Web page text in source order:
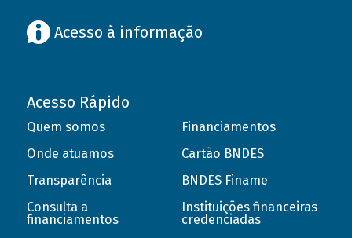
Acesso à informação
Acesso Rápido
Quem somos
Onde atuamos
Transparência
Consulta a
financiamentos
Financiamentos
Cartão BNDES
BNDES Finame
Instituições financeiras
credenciadas